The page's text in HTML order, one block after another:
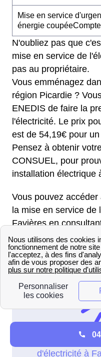
Mise en service
énergie
N'oubliez pas que
mise en service de
pas au propriétaire.
Vous emménagez
région Picardie ?
ENEDIS de faire la
l'électricité. Le prix
est de 54,19€ pour
Pensez à obtenir
CONSUEL, pour
installation électrique
Vous pouvez
la mise en service
Favières en